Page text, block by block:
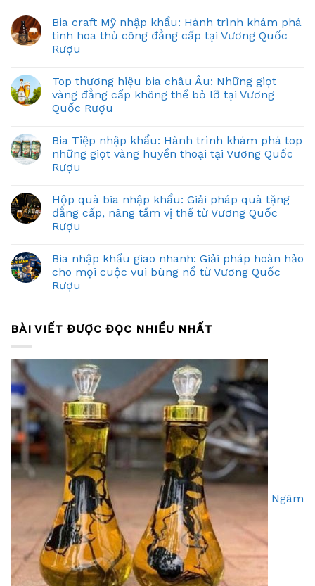
Bia craft Mỹ nhập khẩu: Hành trình khám phá
tinh hoa thủ công đẳng cấp tại Vương Quốc
Rượu
Top thương hiệu bia châu Âu: Những giọt
vàng đẳng cấp không thể bỏ lỡ tại Vương
Quốc Rượu
Bia Tiệp nhập khẩu: Hành trình khám phá top
những giọt vàng huyền thoại tại Vương Quốc
Rượu
Hộp quà bia nhập khẩu: Giải pháp quà tặng
đẳng cấp, nâng tầm vị thế từ Vương Quốc
Rượu
Bia nhập khẩu giao nhanh: Giải pháp hoàn hảo
cho mọi cuộc vui bùng nổ từ Vương Quốc
Rượu
BÀI VIẾT ĐƯỢC ĐỌC NHIỀU NHẤT
Ngâm